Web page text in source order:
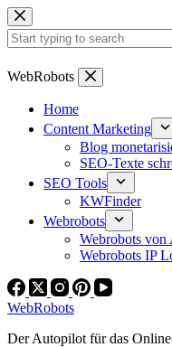
Zum
Inhalt
springen
Keine
WebRobots
Home
Content Marketing
Blog
SEO-Texte
SEO Tools
KWFinder
Webrobots
Webrobots von
Webrobots IP
WebRobots
Der Autopilot für das